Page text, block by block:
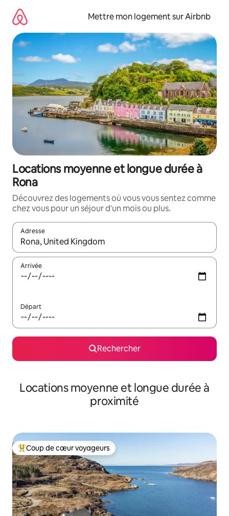
directement
contenu
Mettre mon logement sur Airbnb
Locations moyenne et longue durée à
Rona
Découvrez des logements où vous vous sentez comme
chez vous pour un séjour d'un mois ou plus.
Adresse
Lorsque les résultats s'affichent, utilisez les flèches vers le
Arrivée
Départ
Rechercher
Locations moyenne et longue durée à
proximité
Coups de cœur voyageurs les plus appréciés
Coup de cœur voyageurs